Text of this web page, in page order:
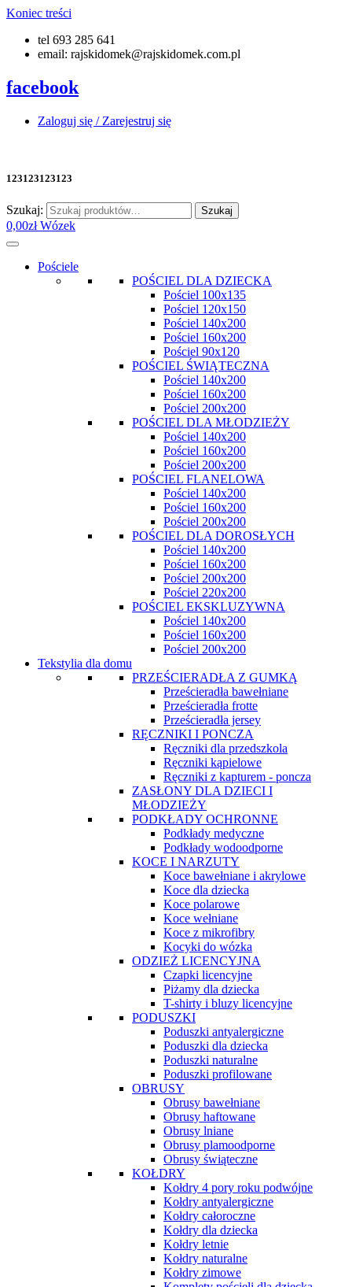
Koniec treści
tel 693 285 641
email: rajskidomek@rajskidomek.com.pl
facebook
Zaloguj się / Zarejestruj się
123123123123
Szukaj: Szukaj
0,00zł Wózek
Pościele
POŚCIEL DLA DZIECKA
Pościel 100x135
Pościel 120x150
Pościel 140x200
Pościel 160x200
Pościel 90x120
POŚCIEL ŚWIĄTECZNA
Pościel 140x200
Pościel 160x200
Pościel 200x200
POŚCIEL DLA MŁODZIEŻY
Pościel 140x200
Pościel 160x200
Pościel 200x200
POŚCIEL FLANELOWA
Pościel 140x200
Pościel 160x200
Pościel 200x200
POŚCIEL DLA DOROSŁYCH
Pościel 140x200
Pościel 160x200
Pościel 200x200
Pościel 220x200
POŚCIEL EKSKLUZYWNA
Pościel 140x200
Pościel 160x200
Pościel 200x200
Tekstylia dla domu
PRZEŚCIERADŁA Z GUMKĄ
Prześcieradła bawełniane
Prześcieradła frotte
Prześcieradła jersey
RĘCZNIKI I PONCZA
Ręczniki dla przedszkola
Ręczniki kąpielowe
Ręczniki z kapturem - poncza
ZASŁONY DLA DZIECI I
MŁODZIEŻY
PODKŁADY OCHRONNE
Podkłady medyczne
Podkłady wodoodporne
KOCE I NARZUTY
Koce bawełniane i akrylowe
Koce dla dziecka
Koce polarowe
Koce wełniane
Koce z mikrofibry
Kocyki do wózka
ODZIEŻ LICENCYJNA
Czapki licencyjne
Piżamy dla dziecka
T-shirty i bluzy licencyjne
PODUSZKI
Poduszki antyalergiczne
Poduszki dla dziecka
Poduszki naturalne
Poduszki profilowane
OBRUSY
Obrusy bawełniane
Obrusy haftowane
Obrusy lniane
Obrusy plamoodporne
Obrusy świąteczne
KOŁDRY
Kołdry 4 pory roku podwójne
Kołdry antyalergiczne
Kołdry całoroczne
Kołdry dla dziecka
Kołdry letnie
Kołdry naturalne
Kołdry zimowe